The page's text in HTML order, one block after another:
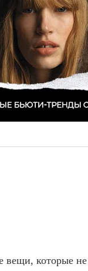
вещи, которые